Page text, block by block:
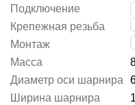
Подключение
Крепежная резьба
Монтаж
Масса
Диаметр оси шарнира
Ширина шарнира